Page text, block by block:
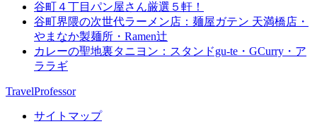
谷町４丁目パン屋さん厳選５軒！
谷町界隈の次世代ラーメン店：麺屋ガテン 天満橋店・
やまなか製麺所・Ramen辻
カレーの聖地裏タニヨン：スタンドgu-te・GCurry・ア
ララギ
TravelProfessor
サイトマップ